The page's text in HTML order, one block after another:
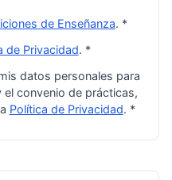
de Enseñanza. *
de Privacidad. *
datos personales para
convenio de prácticas,
Política de Privacidad. *